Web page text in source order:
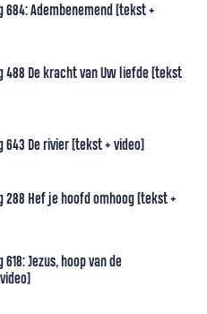
684: Adembenemend [tekst +
488 De kracht van Uw liefde [tekst
643 De rivier [tekst + video]
288 Hef je hoofd omhoog [tekst +
Jezus, hoop van de